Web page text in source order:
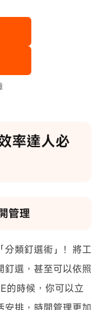
率達人必
管理
分類釘選術」！將工
釘選，甚至可以依照
的時候，你可以立